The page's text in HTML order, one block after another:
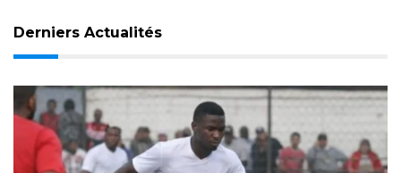
Derniers Actualités